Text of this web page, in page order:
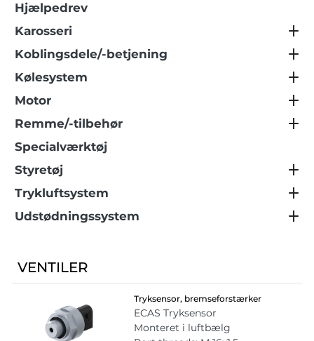
Hjælpedrev
Karosseri
Koblingsdele/-betjening
Kølesystem
Motor
Remme/-tilbehør
Specialværktøj
Styretøj
Trykluftsystem
Udstødningssystem
VENTILER
Tryksensor, bremseforstærker
ECAS Tryksensor
Monteret i luftbælg